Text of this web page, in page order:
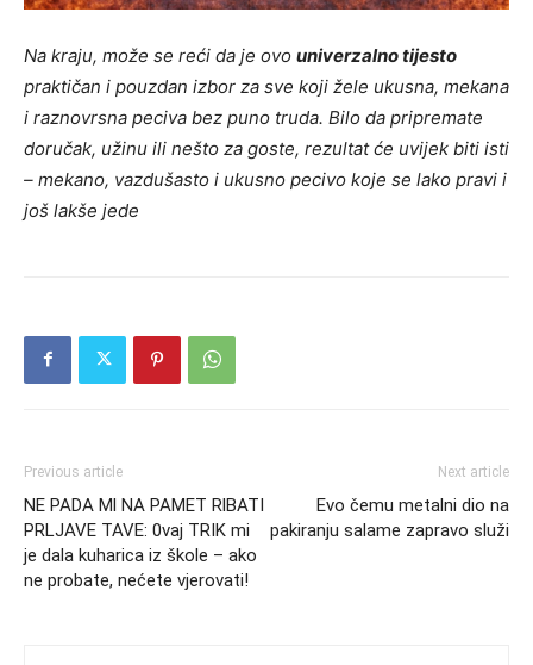
Na kraju, može se reći da je ovo univerzalno tijesto
praktičan i pouzdan izbor za sve koji žele ukusna, mekana
i raznovrsna peciva bez puno truda. Bilo da pripremate
doručak, užinu ili nešto za goste, rezultat će uvijek biti isti
– mekano, vazdušasto i ukusno pecivo koje se lako pravi i
još lakše jede
Previous article
NE PADA Ml NA PAMET RlBATI
PRLJAVE TAVE: 0vaj TRIK mi
je dala kuharica iz škole – ako
ne probate, nećete vjerovati!
Next article
Evo čemu metalni dio na
pakiranju salame zapravo služi